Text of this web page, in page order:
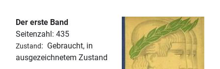
Der erste Band
Seitenzahl: 435
Zustand: Gebraucht, in
ausgezeichnetem Zustand